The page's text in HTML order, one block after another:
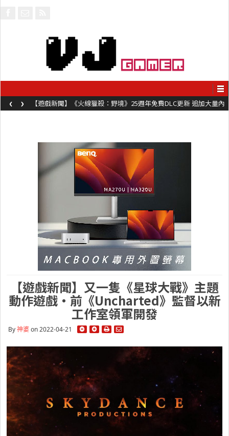
【遊戲新聞】《火線獵殺：野境》25週年免費DLC更新 追加大量內
容同時系舊作限時超平價折扣
‹ ›
【遊戲新聞】又一隻《星球大戰》主題
動作遊戲・前《Uncharted》監督以新
工作室領軍開發
By神婆on 2022-04-21